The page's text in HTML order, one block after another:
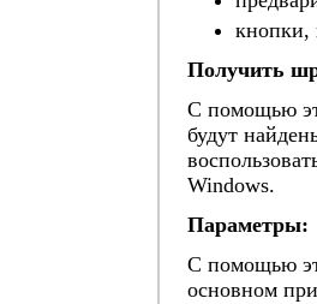
кнопки,
Получить
С помощью
будут
Windows.
Параметры:
С помощью
основном